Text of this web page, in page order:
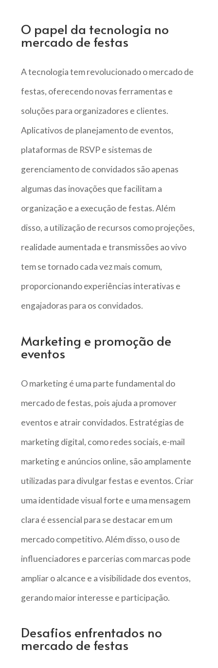
O papel da tecnologia no
mercado de festas
A tecnologia tem revolucionado o mercado de
festas, oferecendo novas ferramentas e
soluções para organizadores e clientes.
Aplicativos de planejamento de eventos,
plataformas de RSVP e sistemas de
gerenciamento de convidados são apenas
algumas das inovações que facilitam a
organização e a execução de festas. Além
disso, a utilização de recursos como projeções,
realidade aumentada e transmissões ao vivo
tem se tornado cada vez mais comum,
proporcionando experiências interativas e
engajadoras para os convidados.
Marketing e promoção de
eventos
O marketing é uma parte fundamental do
mercado de festas, pois ajuda a promover
eventos e atrair convidados. Estratégias de
marketing digital, como redes sociais, e-mail
marketing e anúncios online, são amplamente
utilizadas para divulgar festas e eventos. Criar
uma identidade visual forte e uma mensagem
clara é essencial para se destacar em um
mercado competitivo. Além disso, o uso de
influenciadores e parcerias com marcas pode
ampliar o alcance e a visibilidade dos eventos,
gerando maior interesse e participação.
Desafios enfrentados no
mercado de festas